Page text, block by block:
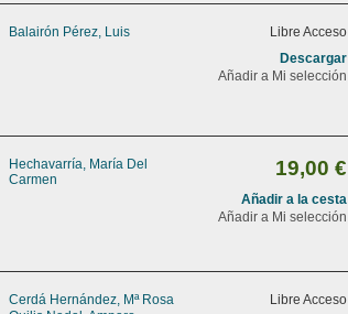
Balairón Pérez, Luis
Libre Acceso
Descargar
Añadir a Mi selección
Hechavarría, María Del
Carmen
19,00 €
Añadir a la cesta
Añadir a Mi selección
Cerdá Hernández, Mª Rosa
Libre Acceso